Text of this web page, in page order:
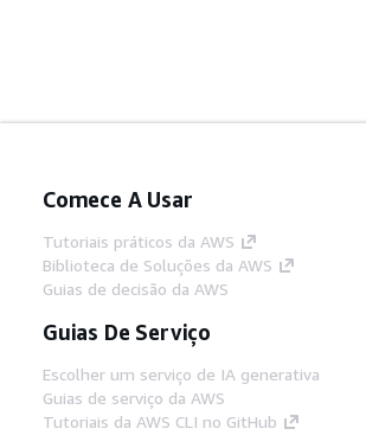
Comece A Usar
Tutoriais práticos da AWS
Biblioteca de Soluções da AWS
Guias de decisão da AWS
Guias De Serviço
Escolher um serviço de IA generativa
Guias de serviço da AWS
Tutoriais da AWS CLI no GitHub